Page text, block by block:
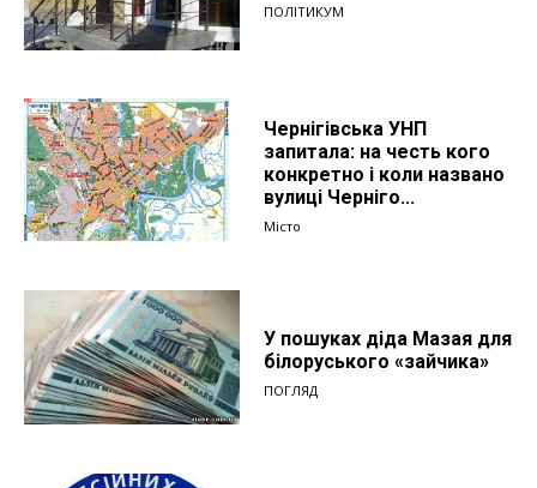
ПОЛІТИКУМ
Чернігівська УНП
запитала: на честь кого
конкретно і коли названо
вулиці Черніго...
Місто
У пошуках діда Мазая для
білоруського «зайчика»
ПОГЛЯД